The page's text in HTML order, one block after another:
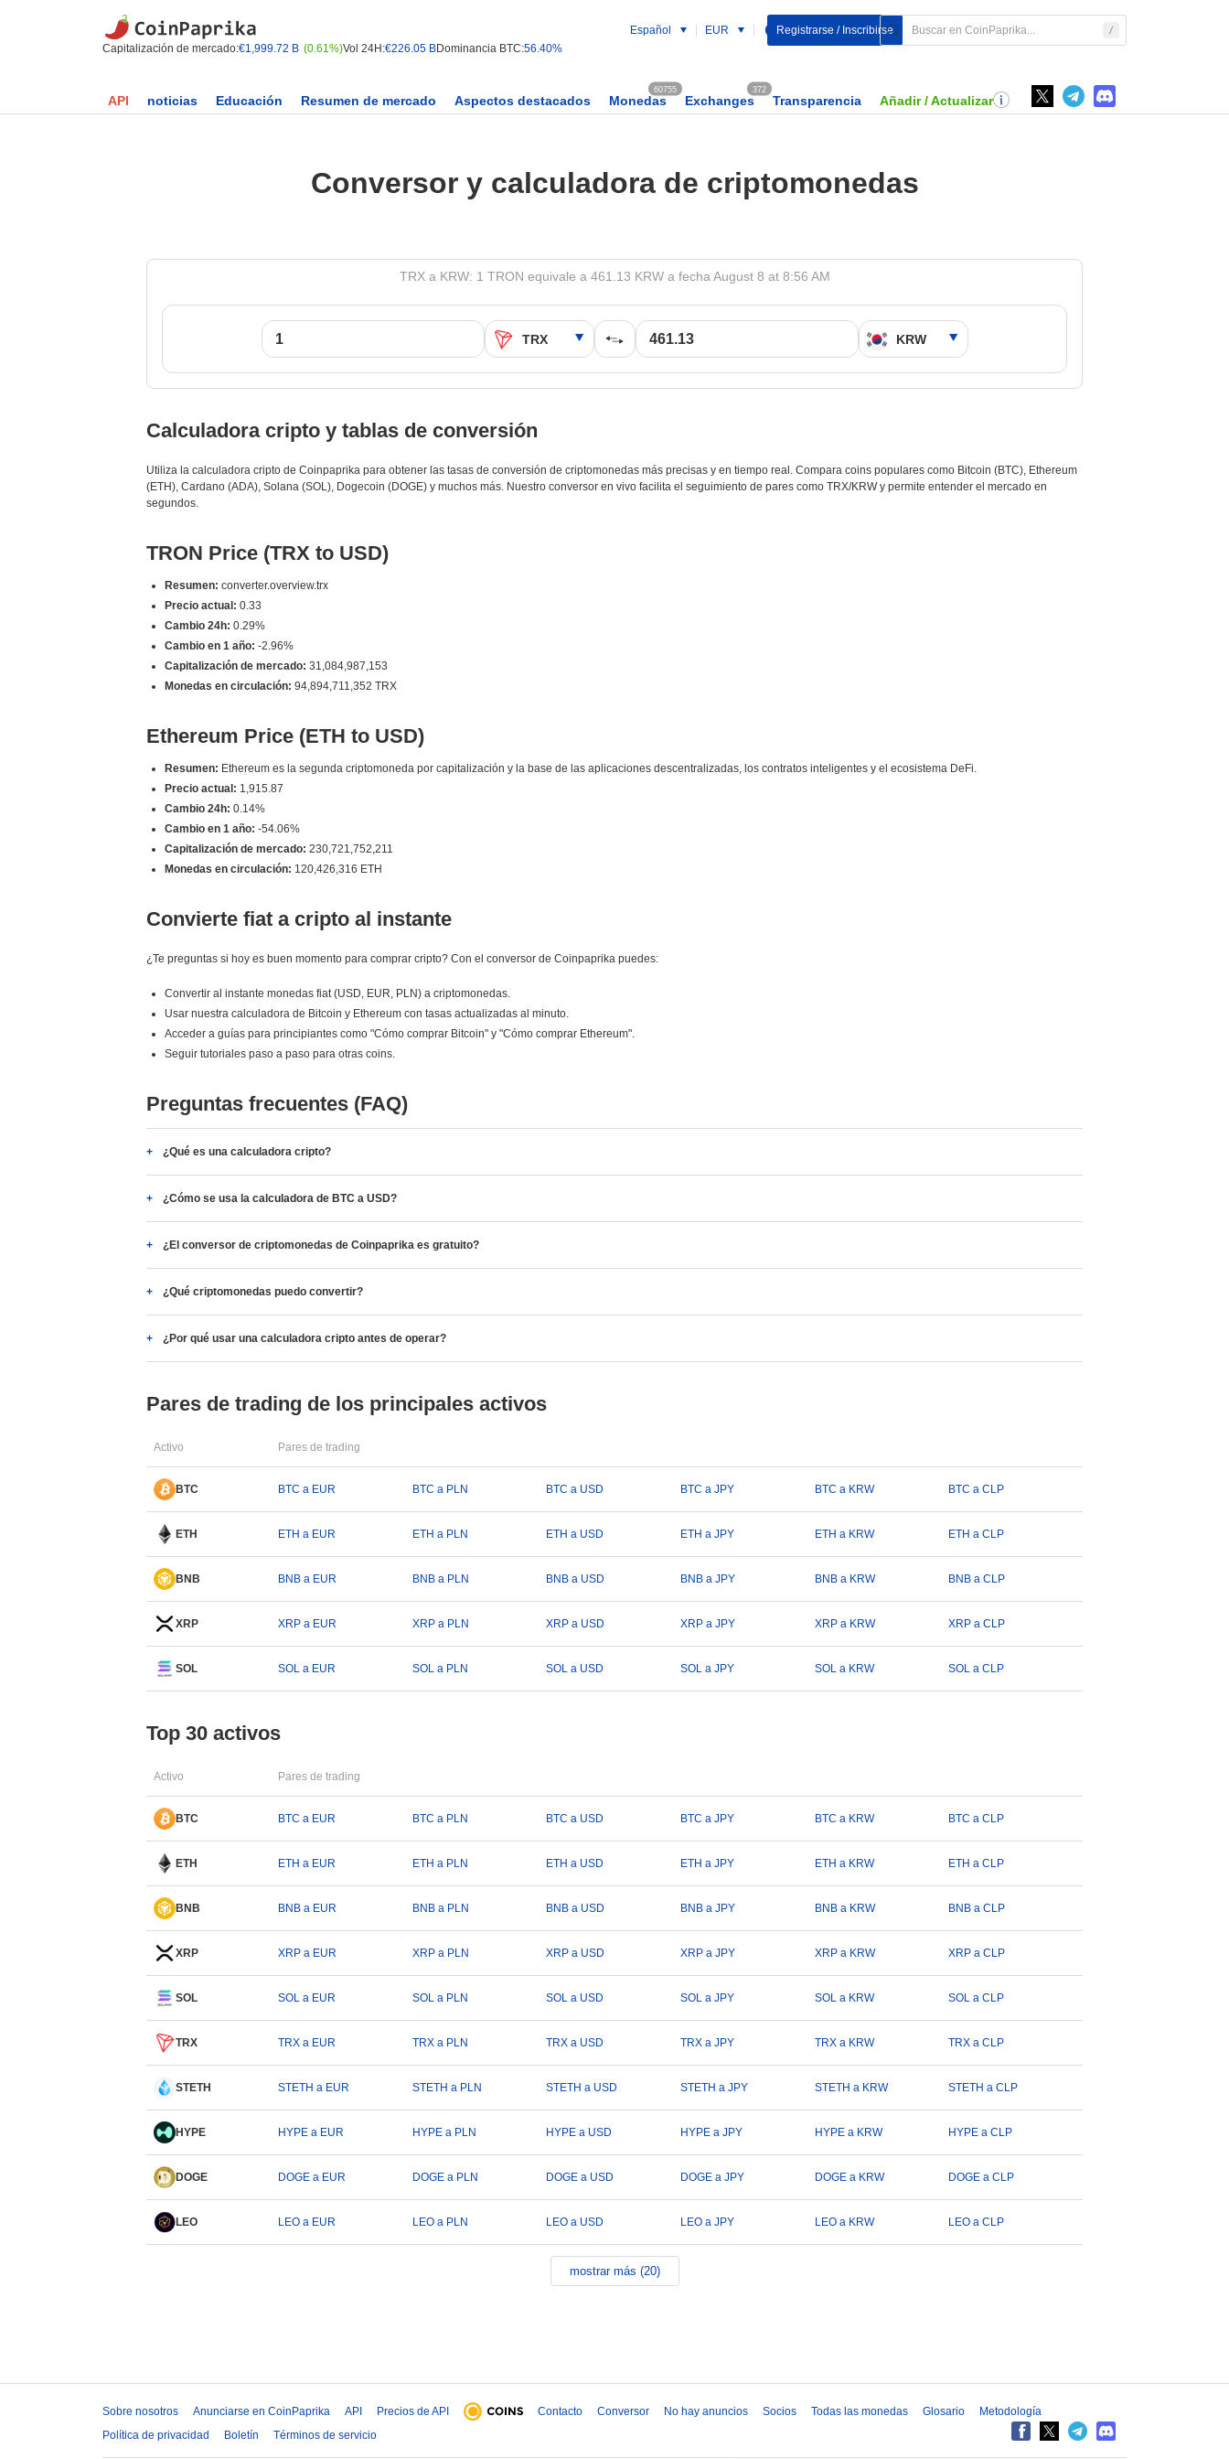
Capitalización de mercado:€1,999.72 B (0.61%)Vol 24H:€226.05 BDominancia BTC:56.40%
Español EUR Registrarse / Inscribirse
API noticias Educación Resumen de mercado Aspectos destacados Monedas
60755
Exchanges
372
Transparencia Añadir / Actualizar
Conversor y calculadora de criptomonedas
TRX a KRW: 1 TRON equivale a 461.13 KRW a fecha August 8 at 8:56 AM
Calculadora cripto y tablas de conversión
Utiliza la calculadora cripto de Coinpaprika para obtener las tasas de conversión de criptomonedas más precisas y en tiempo real. Compara coins populares como Bitcoin (BTC), Ethereum
(ETH), Cardano (ADA), Solana (SOL), Dogecoin (DOGE) y muchos más. Nuestro conversor en vivo facilita el seguimiento de pares como TRX/KRW y permite entender el mercado en
segundos.
TRON Price (TRX to USD)
Resumen: converter.overview.trx
Precio actual: 0.33
Cambio 24h: 0.29%
Cambio en 1 año: -2.96%
Capitalización de mercado: 31,084,987,153
Monedas en circulación: 94,894,711,352 TRX
Ethereum Price (ETH to USD)
Resumen: Ethereum es la segunda criptomoneda por capitalización y la base de las aplicaciones descentralizadas, los contratos inteligentes y el ecosistema DeFi.
Precio actual: 1,915.87
Cambio 24h: 0.14%
Cambio en 1 año: -54.06%
Capitalización de mercado: 230,721,752,211
Monedas en circulación: 120,426,316 ETH
Convierte fiat a cripto al instante
¿Te preguntas si hoy es buen momento para comprar cripto? Con el conversor de Coinpaprika puedes:
Convertir al instante monedas fiat (USD, EUR, PLN) a criptomonedas.
Usar nuestra calculadora de Bitcoin y Ethereum con tasas actualizadas al minuto.
Acceder a guías para principiantes como "Cómo comprar Bitcoin" y "Cómo comprar Ethereum".
Seguir tutoriales paso a paso para otras coins.
Preguntas frecuentes (FAQ)
¿Qué es una calculadora cripto?
¿Cómo se usa la calculadora de BTC a USD?
¿El conversor de criptomonedas de Coinpaprika es gratuito?
¿Qué criptomonedas puedo convertir?
¿Por qué usar una calculadora cripto antes de operar?
Pares de trading de los principales activos
Activo Pares de trading
BTC BTC a EUR BTC a PLN BTC a USD BTC a JPY BTC a KRW BTC a CLP
ETH ETH a EUR ETH a PLN ETH a USD ETH a JPY ETH a KRW ETH a CLP
BNB BNB a EUR BNB a PLN BNB a USD BNB a JPY BNB a KRW BNB a CLP
XRP XRP a EUR XRP a PLN XRP a USD XRP a JPY XRP a KRW XRP a CLP
SOL SOL a EUR SOL a PLN SOL a USD SOL a JPY SOL a KRW SOL a CLP
Top 30 activos
Activo Pares de trading
BTC BTC a EUR BTC a PLN BTC a USD BTC a JPY BTC a KRW BTC a CLP
ETH ETH a EUR ETH a PLN ETH a USD ETH a JPY ETH a KRW ETH a CLP
BNB BNB a EUR BNB a PLN BNB a USD BNB a JPY BNB a KRW BNB a CLP
XRP XRP a EUR XRP a PLN XRP a USD XRP a JPY XRP a KRW XRP a CLP
SOL SOL a EUR SOL a PLN SOL a USD SOL a JPY SOL a KRW SOL a CLP
TRX TRX a EUR TRX a PLN TRX a USD TRX a JPY TRX a KRW TRX a CLP
STETH STETH a EUR STETH a PLN STETH a USD STETH a JPY STETH a KRW STETH a CLP
HYPE HYPE a EUR HYPE a PLN HYPE a USD HYPE a JPY HYPE a KRW HYPE a CLP
DOGE DOGE a EUR DOGE a PLN DOGE a USD DOGE a JPY DOGE a KRW DOGE a CLP
LEO LEO a EUR LEO a PLN LEO a USD LEO a JPY LEO a KRW LEO a CLP
mostrar más (20)
Sobre nosotros Anunciarse en CoinPaprika API Precios de API Contacto Conversor No hay anuncios Socios Todas las monedas Glosario
Metodología
Política de privacidad
Boletín Términos de servicio